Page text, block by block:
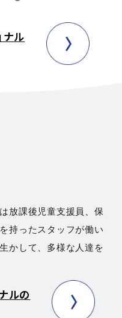
ル
放課後児童支援員、保
持ったスタッフが働い
かして、多様な人達を
ルの